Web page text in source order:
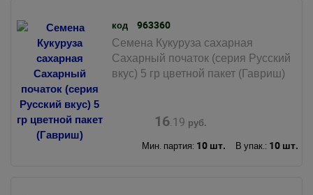
код 963360
Семена Кукуруза сахарная
Сахарный початок (серия Русский
вкус) 5 гр цветной пакет (Гавриш)
16.19 руб.
Мин. партия: 10 шт. В упак.: 10 шт.